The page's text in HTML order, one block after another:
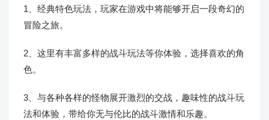
1、经典特色玩法，玩家在游戏中将能够开启一段奇幻的
冒险之旅。
2、这里有丰富多样的战斗玩法等你体验，选择喜欢的角
色。
3、与各种各样的怪物展开激烈的交战，趣味性的战斗玩
法和体验，带给你无与伦比的战斗激情和乐趣。